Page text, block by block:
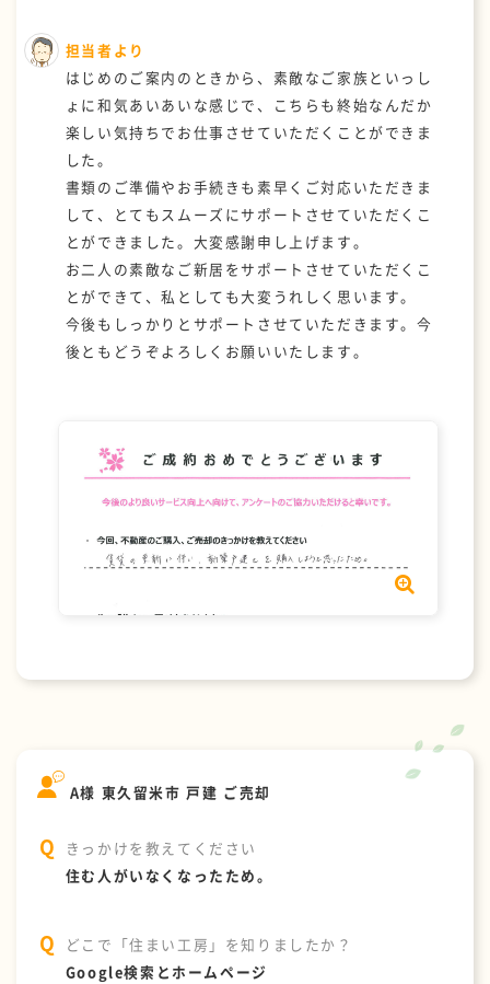
担当者より
はじめのご案内のときから、素敵なご家族といっし
ょに和気あいあいな感じで、こちらも終始なんだか
楽しい気持ちでお仕事させていただくことができま
した。
書類のご準備やお手続きも素早くご対応いただきま
して、とてもスムーズにサポートさせていただくこ
とができました。大変感謝申し上げます。
お二人の素敵なご新居をサポートさせていただくこ
とができて、私としても大変うれしく思います。
今後もしっかりとサポートさせていただきます。今
後ともどうぞよろしくお願いいたします。
A様 東久留米市 戸建 ご売却
きっかけを教えてください
住む人がいなくなったため。
どこで「住まい工房」を知りましたか？
Google検索とホームページ